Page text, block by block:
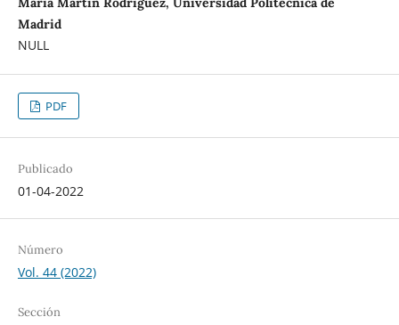
Madrid
NULL
PDF
Publicado
01-04-2022
Número
Vol. 44 (2022)
Sección